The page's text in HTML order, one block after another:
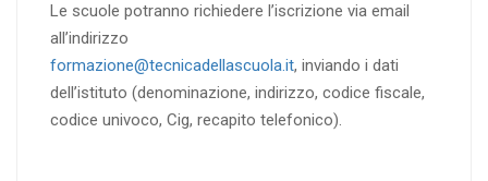
Le scuole potranno richiedere l’iscrizione via email
all’indirizzo
formazione@tecnicadellascuola.it, inviando i dati
dell’istituto (denominazione, indirizzo, codice fiscale,
codice univoco, Cig, recapito telefonico).